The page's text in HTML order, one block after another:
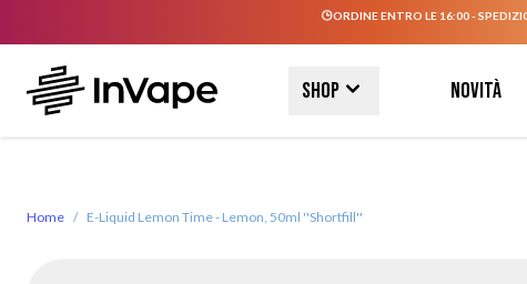
ORDINE ENTRO LE 16:00 -
Shop Novità
Home / E-Liquid Lemon Time - Lemon, 50ml ''Shortfill''